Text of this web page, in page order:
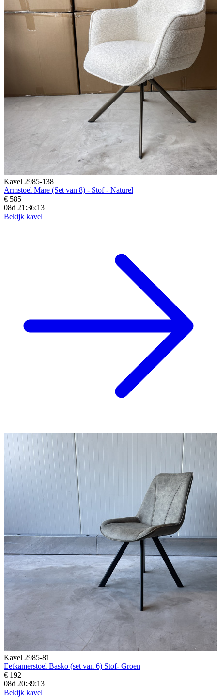
Kavel 2985-138
Armstoel Mare (Set van 8) - Stof - Naturel
€ 585
08d 21:36:12
Bekijk kavel
Kavel 2985-81
Eetkamerstoel Basko (set van 6) Stof- Groen
€ 192
08d 20:39:12
Bekijk kavel